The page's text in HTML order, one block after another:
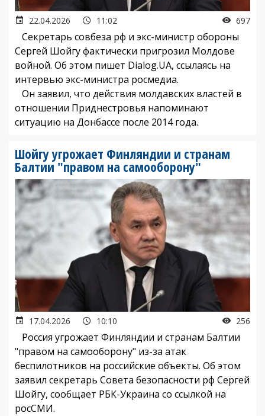
22.04.2026 11:02 697
Секретарь совбеза рф и экс-министр обороны
Сергей Шойгу фактически пригрозил Молдове
войной. Об этом пишет Dialog.UA, ссылаясь на
интервью экс-министра росмедиа.
Он заявил, что действия молдавских властей в
отношении Приднестровья напоминают
ситуацию на Донбассе после 2014 года.
Шойгу угрожает Финляндии и странам
Балтии "правом на самооборону"
17.04.2026 10:10 256
Россия угрожает Финляндии и странам Балтии
"правом на самооборону" из-за атак
беспилотников на российские объекты. Об этом
заявил секретарь Совета безопасности рф Сергей
Шойгу, сообщает РБК-Украина со ссылкой на
росСМИ.